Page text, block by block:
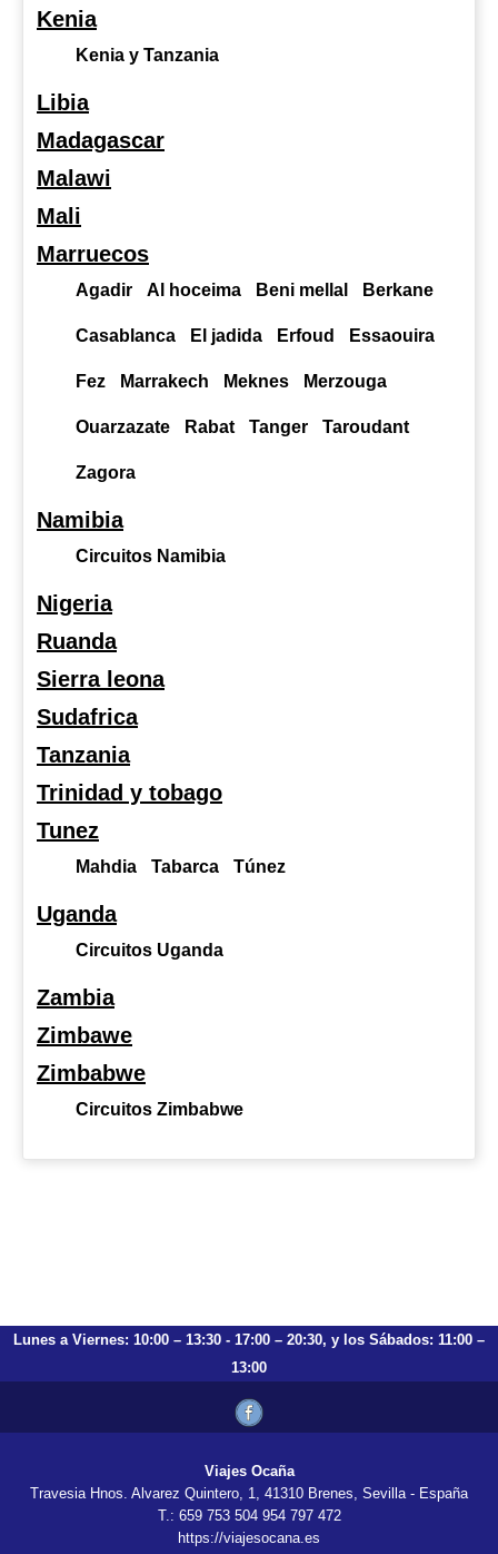
Kenia
Kenia y Tanzania
Libia
Madagascar
Malawi
Mali
Marruecos
Agadir Al hoceima Beni mellal Berkane
Casablanca El jadida Erfoud Essaouira
Fez Marrakech Meknes Merzouga
Ouarzazate Rabat Tanger Taroudant
Zagora
Namibia
Circuitos Namibia
Nigeria
Ruanda
Sierra leona
Sudafrica
Tanzania
Trinidad y tobago
Tunez
Mahdia Tabarca Túnez
Uganda
Circuitos Uganda
Zambia
Zimbawe
Zimbabwe
Circuitos Zimbabwe
Lunes a Viernes: 10:00 – 13:30 - 17:00 – 20:30, y los Sábados: 11:00 –
13:00
Viajes Ocaña
Travesia Hnos. Alvarez Quintero, 1, 41310 Brenes, Sevilla - España
T.: 659 753 504 954 797 472
https://viajesocana.es